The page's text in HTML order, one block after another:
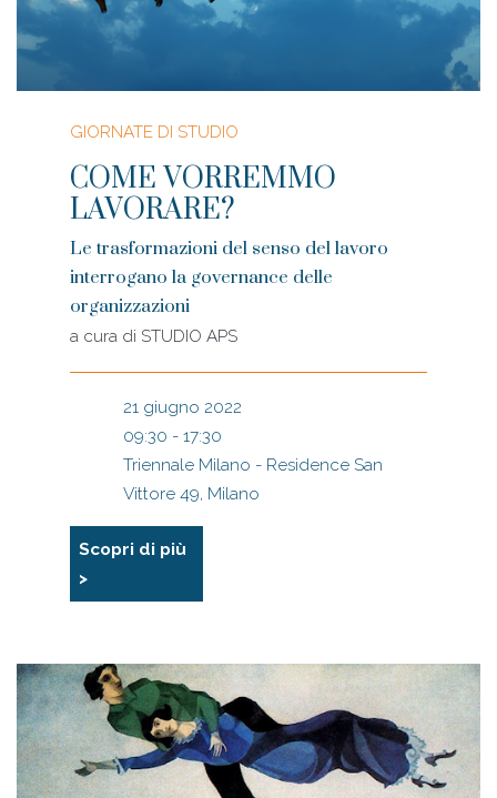
GIORNATE DI STUDIO
COME VORREMMO
LAVORARE?
Le trasformazioni del senso del lavoro
interrogano la governance delle
organizzazioni
a cura di STUDIO APS
21 giugno 2022
09:30 - 17:30
Triennale Milano - Residence San
Vittore 49, Milano
Scopri di più
>